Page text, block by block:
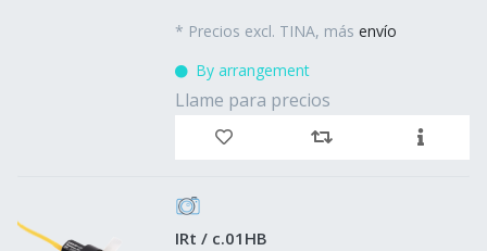
* Precios excl. TINA, más envío
By arrangement
Llame para precios
IRt / c.01HB